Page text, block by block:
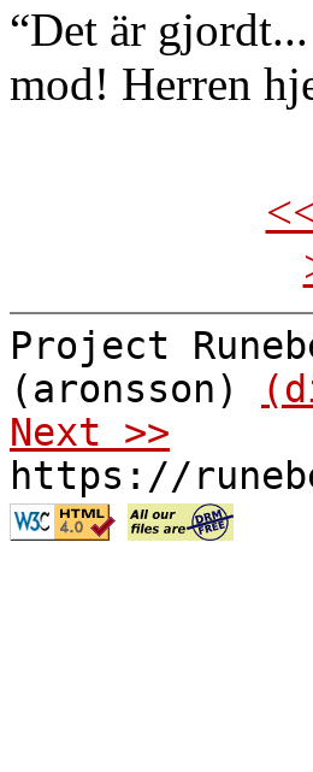
“Det är
mod! Herren
Project
(aronsson)
Next >>
https://